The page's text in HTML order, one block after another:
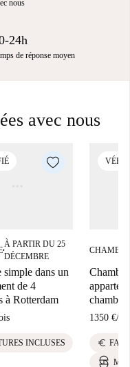
nous
24h
de réponse moyen
avec nous
■
À PARTIR DU 25
DÉCEMBRE
simple dans un
de 4
à Rotterdam
INCLUSES
CHAMBRE
1350 €/
euro